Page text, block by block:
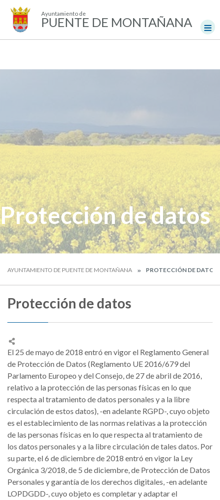
Ayuntamiento de
PUENTE DE MONTAÑANA
Protección de datos
AYUNTAMIENTO DE PUENTE DE MONTAÑANA PROTECCIÓN DE DATOS
Protección de datos
El 25 de mayo de 2018 entró en vigor el Reglamento General
de Protección de Datos (Reglamento UE 2016/679 del
Parlamento Europeo y del Consejo, de 27 de abril de 2016,
relativo a la protección de las personas físicas en lo que
respecta al tratamiento de datos personales y a la libre
circulación de estos datos), -en adelante RGPD-, cuyo objeto
es el establecimiento de las normas relativas a la protección
de las personas físicas en lo que respecta al tratamiento de
los datos personales y a la libre circulación de tales datos. Por
su parte, el 6 de diciembre de 2018 entró en vigor la Ley
Orgánica 3/2018, de 5 de diciembre, de Protección de Datos
Personales y garantía de los derechos digitales, -en adelante
LOPDGDD-, cuyo objeto es completar y adaptar el